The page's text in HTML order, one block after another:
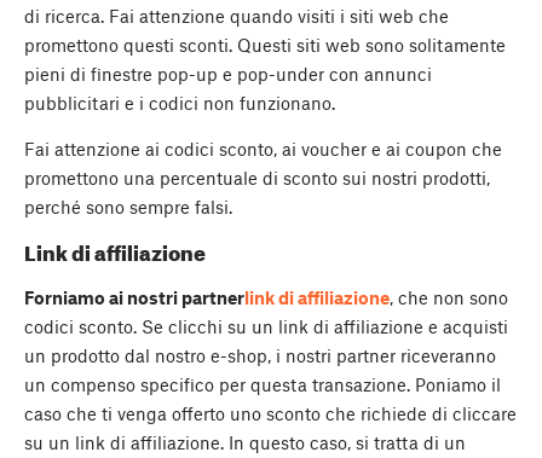
di ricerca. Fai attenzione quando visiti i siti web che
promettono questi sconti. Questi siti web sono solitamente
pieni di finestre pop-up e pop-under con annunci
pubblicitari e i codici non funzionano.
Fai attenzione ai codici sconto, ai voucher e ai coupon che
promettono una percentuale di sconto sui nostri prodotti,
perché sono sempre falsi.
Link di affiliazione
Forniamo ai nostri partnerlink di affiliazione, che non sono
codici sconto. Se clicchi su un link di affiliazione e acquisti
un prodotto dal nostro e-shop, i nostri partner riceveranno
un compenso specifico per questa transazione. Poniamo il
caso che ti venga offerto uno sconto che richiede di cliccare
su un link di affiliazione. In questo caso, si tratta di un